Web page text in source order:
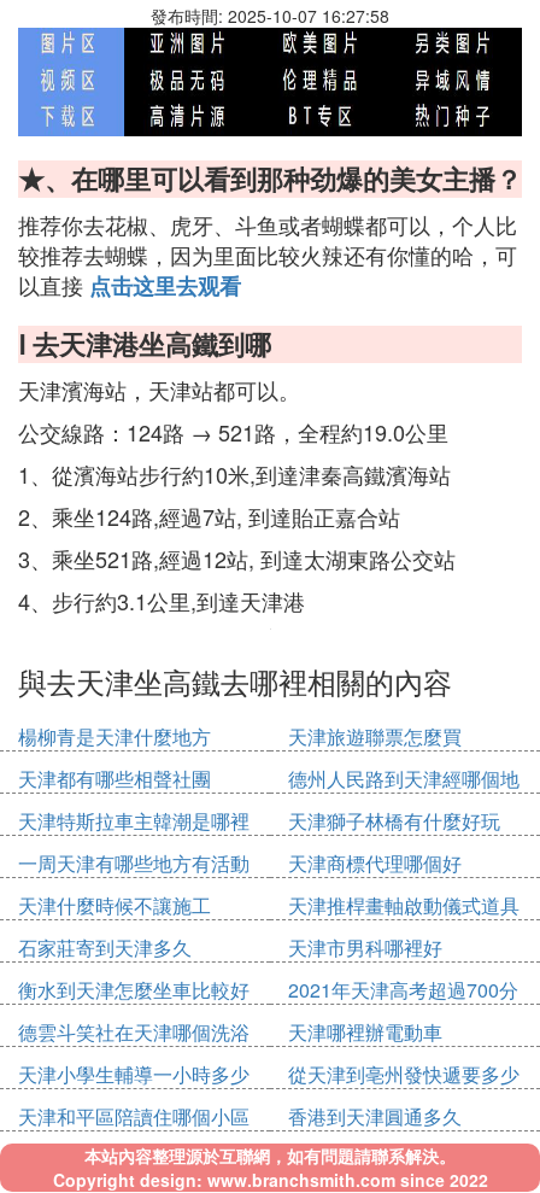
發布時間: 2025-10-07 16:27:58
★、在哪里可以看到那种劲爆的美女主播？
推荐你去花椒、虎牙、斗鱼或者蝴蝶都可以，个人比
较推荐去蝴蝶，因为里面比较火辣还有你懂的哈，可
以直接 点击这里去观看
Ⅰ 去天津港坐高鐵到哪
天津濱海站，天津站都可以。
公交線路：124路 → 521路，全程約19.0公里
1、從濱海站步行約10米,到達津秦高鐵濱海站
2、乘坐124路,經過7站, 到達貽正嘉合站
3、乘坐521路,經過12站, 到達太湖東路公交站
4、步行約3.1公里,到達天津港
與去天津坐高鐵去哪裡相關的內容
楊柳青是天津什麼地方
天津旅遊聯票怎麼買
天津都有哪些相聲社團
德州人民路到天津經哪個地
方
天津特斯拉車主韓潮是哪裡
天津獅子林橋有什麼好玩
一周天津有哪些地方有活動
天津商標代理哪個好
天津什麼時候不讓施工
天津推桿畫軸啟動儀式道具
多少錢
石家莊寄到天津多久
天津市男科哪裡好
衡水到天津怎麼坐車比較好
2021年天津高考超過700分
的有多少
德雲斗笑社在天津哪個洗浴
天津哪裡辦電動車
天津小學生輔導一小時多少
錢
從天津到亳州發快遞要多少
錢
天津和平區陪讀住哪個小區
好
香港到天津圓通多久
本站內容整理源於互聯網，如有問題請聯系解決。
Copyright design: www.branchsmith.com since 2022